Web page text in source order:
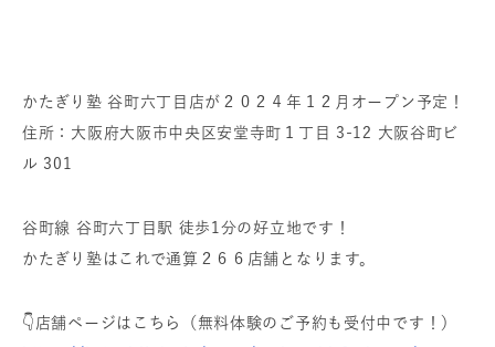
よくあるご質問
かたぎり塾 谷町六丁目店が２０２４年１２月オープン予定！
住所：大阪府大阪市中央区安堂寺町１丁目 3-12 大阪谷町ビ
ル 301
谷町線 谷町六丁目駅 徒歩1分の好立地です！
かたぎり塾はこれで通算２６６店舗となります。
👇店舗ページはこちら（無料体験のご予約も受付中です！）